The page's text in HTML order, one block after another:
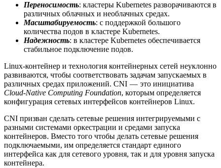
Переносимость: кластеры Kubernetes разворачиваются в
различных облачных и необлачных средах.
Масштабируемость: с поддержкой большого
количества подов в кластере Kubernetes.
Надежность: в кластере Kubernetes обеспечивается
стабильное подключение подов.
Linux-контейнер и технология контейнерных сетей неуклонно
развиваются, чтобы соответствовать задачам запускаемых в
различных средах приложений. CNI — это инициатива
Cloud-Native Computing Foundation, которым определяется
конфигурация сетевых интерфейсов контейнеров Linux.
CNI призван сделать сетевые решения интегрируемыми с
разными системами оркестрации и средами запуска
контейнеров. Вместо того чтобы делать сетевые решения
подключаемыми, им определяется стандарт единого
интерфейса как для сетевого уровня, так и для уровня запуска
контейнера.